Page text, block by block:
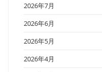
2026年7月
2026年6月
2026年5月
2026年4月